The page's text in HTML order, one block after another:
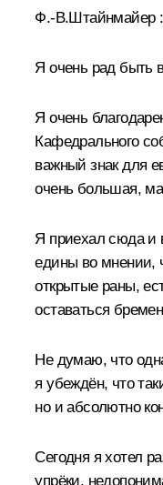
Ф.-В.Штайнмайер :
Я очень рад быть
Я очень
Кафедрального
важный знак для
очень большая,
Я приехал сюда и
едины во мнении,
открытые раны,
оставаться
Не думаю, что
я убеждён, что
но и абсолютно
Сегодня я хотел
упрёки,